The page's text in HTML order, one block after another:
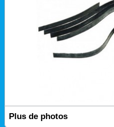
Plus de photos